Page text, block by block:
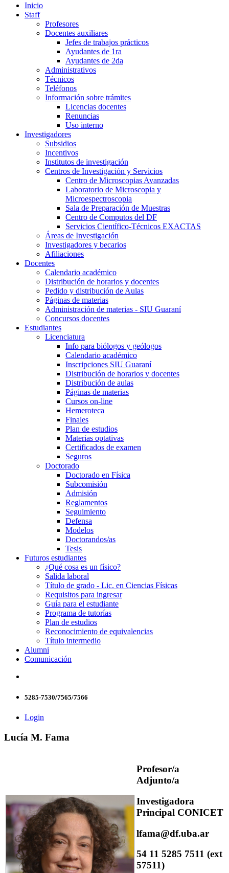
Inicio
Staff
Profesores
Docentes auxiliares
Jefes de trabajos prácticos
Ayudantes de 1ra
Ayudantes de 2da
Administrativos
Técnicos
Teléfonos
Información sobre trámites
Licencias docentes
Renuncias
Uso interno
Investigadores
Subsidios
Incentivos
Institutos de investigación
Centros de Investigación y Servicios
Centro de Microscopias Avanzadas
Laboratorio de Microscopia y
Microespectroscopia
Sala de Preparación de Muestras
Centro de Computos del DF
Servicios Científico-Técnicos EXACTAS
Áreas de Investigación
Investigadores y becarios
Afiliaciones
Docentes
Calendario académico
Distribución de horarios y docentes
Pedido y distribución de Aulas
Páginas de materias
Administración de materias - SIU Guaraní
Concursos docentes
Estudiantes
Licenciatura
Info para biólogos y geólogos
Calendario académico
Inscripciones SIU Guaraní
Distribución de horarios y docentes
Distribución de aulas
Páginas de materias
Cursos on-line
Hemeroteca
Finales
Plan de estudios
Materias optativas
Certificados de examen
Seguros
Doctorado
Doctorado en Física
Subcomisión
Admisión
Reglamentos
Seguimiento
Defensa
Modelos
Doctorandos/as
Tesis
Futuros estudiantes
¿Qué cosa es un físico?
Salida laboral
Título de grado - Lic. en Ciencias Físicas
Requisitos para ingresar
Guía para el estudiante
Programa de tutorías
Plan de estudios
Reconocimiento de equivalencias
Título intermedio
Alumni
Comunicación
5285-7530/7565/7566
Login
Lucía M. Fama
Profesor/a
Adjunto/a
Investigadora
Principal CONICET
lfama@df.uba.ar
54 11 5285 7511 (ext
57511)